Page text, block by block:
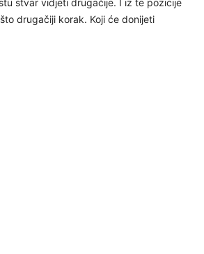
drugačiji korak. Koji će donijeti